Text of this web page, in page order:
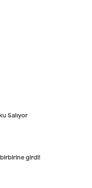
Salıyor
girdi!